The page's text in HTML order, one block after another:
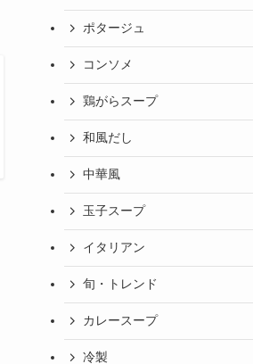
ポタージュ
コンソメ
鶏がらスープ
和風だし
中華風
玉子スープ
イタリアン
旬・トレンド
カレースープ
冷製